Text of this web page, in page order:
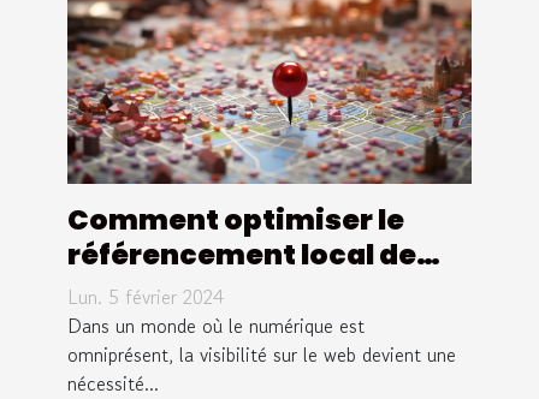
Comment optimiser le
référencement local de
votre site internet à
Pulversheim
Lun. 5 février 2024
Dans un monde où le numérique est
omniprésent, la visibilité sur le web devient une
nécessité...